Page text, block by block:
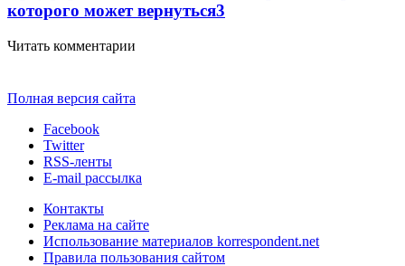
которого может вернуться3
Читать комментарии
Полная версия сайта
Facebook
Twitter
RSS-ленты
E-mail рассылка
Контакты
Реклама на сайте
Использование материалов korrespondent.net
Правила пользования сайтом